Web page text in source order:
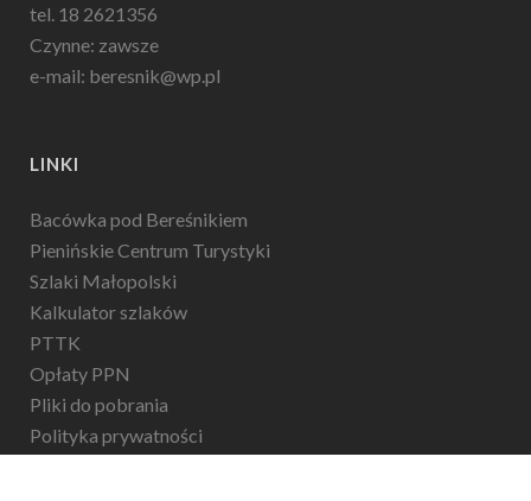
tel. 18 2621356
Czynne: zawsze
e-mail: beresnik@wp.pl
LINKI
Bacówka pod Bereśnikiem
Pienińskie Centrum Turystyki
Szlaki Małopolski
Kalkulator szlaków
PTTK
Opłaty PPN
Pliki do pobrania
Polityka prywatności